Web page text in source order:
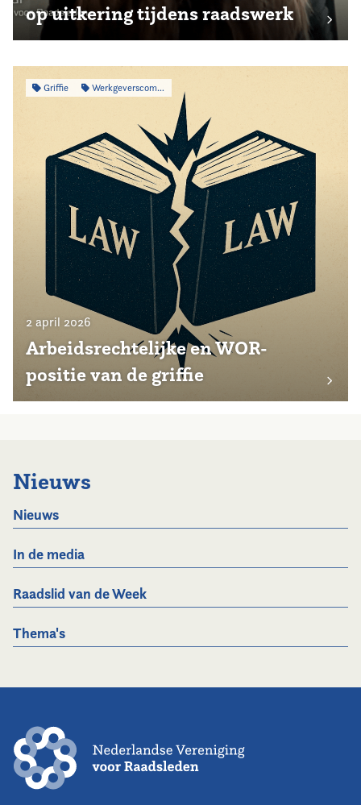
op uitkering tijdens raadswerk
Griffie Werkgeverscommissie
2 april 2026
Arbeidsrechtelijke en WOR-
positie van de griffie
Nieuws
Nieuws
In de media
Raadslid van de Week
Thema's